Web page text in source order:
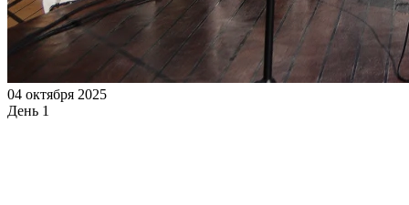
04 октября 2025
День 1